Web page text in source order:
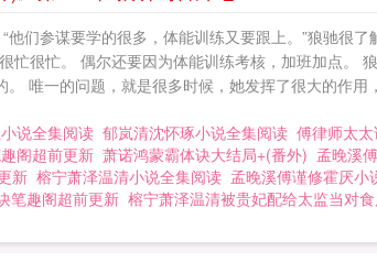
们参谋要学的很多，体能训练又要跟上。”狼驰很
很忙。 偶尔还要因为体能训练考核，加班加点。
唯一的问题，就是很多时候，她发挥了很大的作
说全集阅读 郁岚清沈怀琢小说全集阅读 傅律师太
阁超前更新 萧诺鸿蒙霸体诀大结局+(番外) 孟晚溪
新 榕宁萧泽温清小说全集阅读 孟晚溪傅谨修霍厌小
笔趣阁超前更新 榕宁萧泽温清被贵妃配给太监当对